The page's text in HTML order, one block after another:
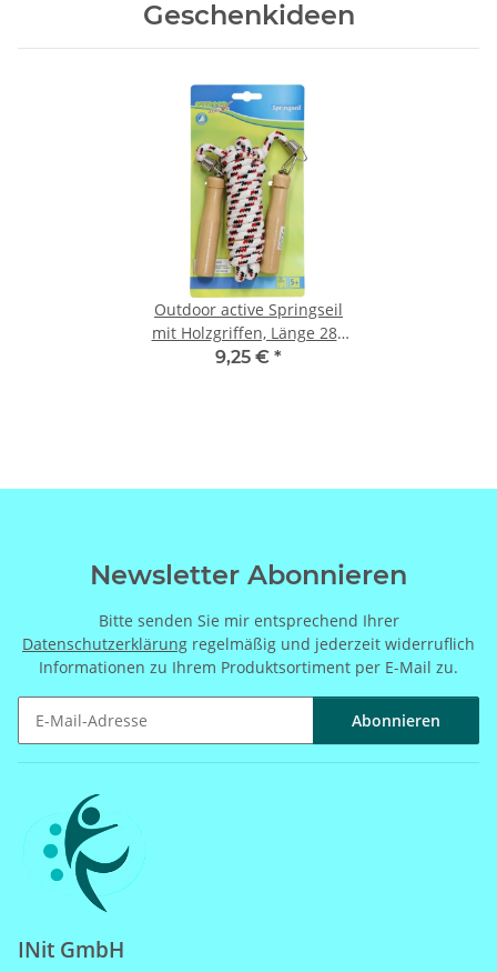
Geschenkideen
Outdoor active Springseil
mit Holzgriffen, Länge 280
cm
9,25 € *
Newsletter Abonnieren
Bitte senden Sie mir entsprechend Ihrer
Datenschutzerklärung regelmäßig und jederzeit widerruflich
Informationen zu Ihrem Produktsortiment per E-Mail zu.
Abonnieren
INit GmbH